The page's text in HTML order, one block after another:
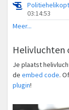
03:14:53
Meer...
Helivluchten
Je plaatst
de embed code.
plugin!